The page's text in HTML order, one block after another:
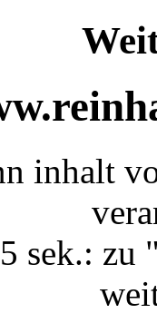
inhalt
sek.: zu